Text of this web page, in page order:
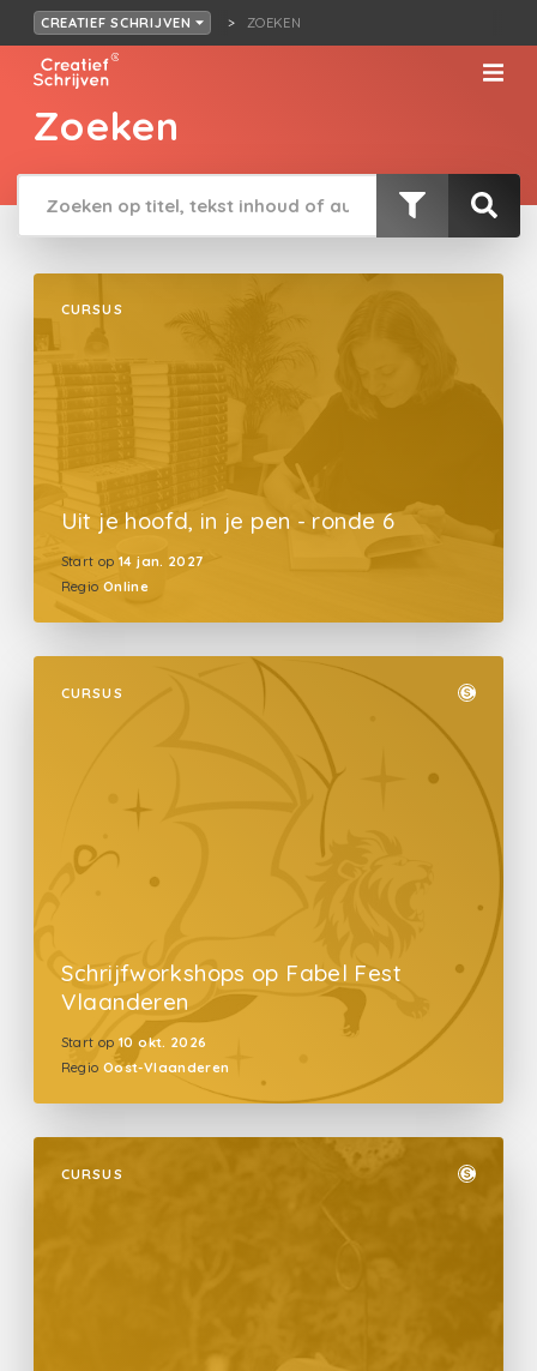
CREATIEF SCHRIJVEN ZOEKEN
Zoeken
CURSUS
Uit je hoofd, in je pen - ronde 6
Start op 14 jan. 2027
Regio Online
CURSUS
Schrijfworkshops op Fabel Fest
Vlaanderen
Start op 10 okt. 2026
Regio Oost-Vlaanderen
CURSUS